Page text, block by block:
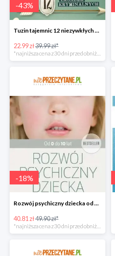
-43%
Tuzin tajemnic 12 niezywkłych zagadek kryminalnych
22.99 zł39.99 zł*
*najniższa cena z 30 dni przed obniżką
-18%
Rozwój psychiczny dziecka od 0 do 10 lat w super cenie
40.81 zł49.90 zł*